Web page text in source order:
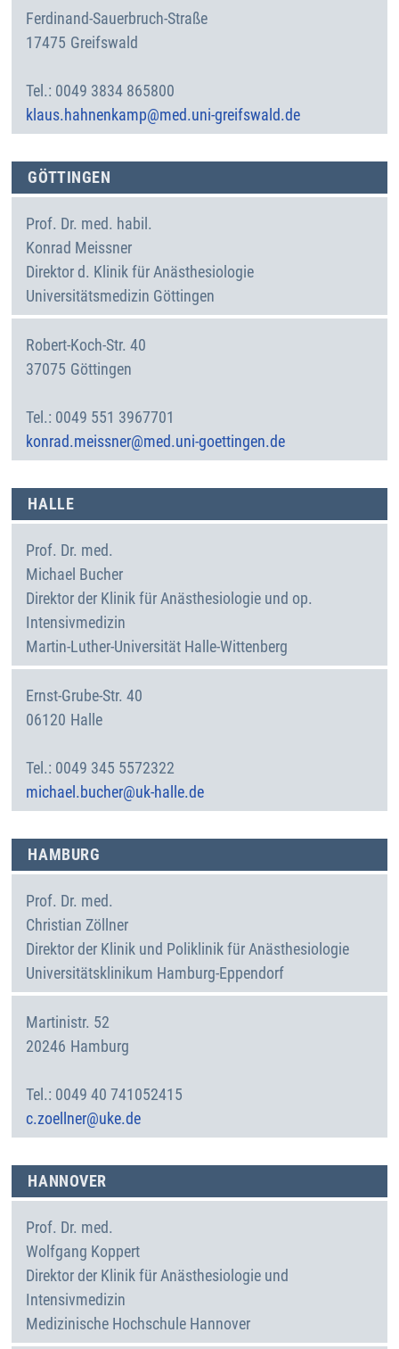
Ferdinand-Sauerbruch-Straße
17475 Greifswald
0049 3834 865800
klaus.hahnenkamp@med.uni-greifswald.de
GÖTTINGEN
Prof. Dr. med. habil.
Konrad Meissner
Direktor d. Klinik für Anästhesiologie
Universitätsmedizin Göttingen
Robert-Koch-Str. 40
37075 Göttingen
0049 551 3967701
konrad.meissner@med.uni-goettingen.de
HALLE
Prof. Dr. med.
Michael Bucher
Direktor der Klinik für Anästhesiologie und op.
Intensivmedizin
Martin-Luther-Universität Halle-Wittenberg
Ernst-Grube-Str. 40
06120 Halle
0049 345 5572322
michael.bucher@uk-halle.de
HAMBURG
Prof. Dr. med.
Christian Zöllner
Direktor der Klinik und Poliklinik für Anästhesiologie
Universitätsklinikum Hamburg-Eppendorf
Martinistr. 52
20246 Hamburg
0049 40 741052415
c.zoellner@uke.de
HANNOVER
Prof. Dr. med.
Wolfgang Koppert
Direktor der Klinik für Anästhesiologie und
Intensivmedizin
Medizinische Hochschule Hannover